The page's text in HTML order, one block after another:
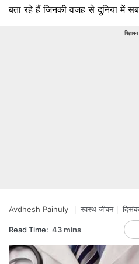
बता रहे हैं जिनकी वजह से दुनिया में
विज्ञापन
Avdhesh Painuly स्वस्थ जीवन
Read Time: 43 mins